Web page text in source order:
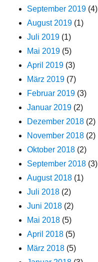
September 2019 (4)
August 2019 (1)
Juli 2019 (1)
Mai 2019 (5)
April 2019 (3)
März 2019 (7)
Februar 2019 (3)
Januar 2019 (2)
Dezember 2018 (2)
November 2018 (2)
Oktober 2018 (2)
September 2018 (3)
August 2018 (1)
Juli 2018 (2)
Juni 2018 (2)
Mai 2018 (5)
April 2018 (5)
März 2018 (5)